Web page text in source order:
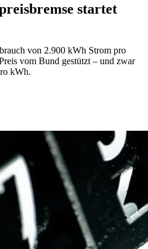
startet
von 2.900 kWh Strom pro
vom Bund gestützt – und zwar
kWh.